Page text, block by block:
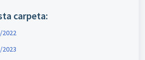
carpeta:
2022